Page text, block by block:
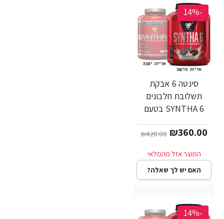
-14%
סינטה 6 אבקת
תשלובת חלבונים
SYNTHA 6 בטעם
2.27 ק"ג - מבית BSN
₪360.00
₪420.00
האם יש לך שאלה?
-14%